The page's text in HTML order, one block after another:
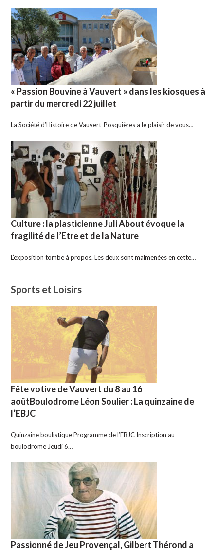
« Passion Bouvine à Vauvert » dans les kiosques à
partir du mercredi 22 juillet
La Société d’Histoire de Vauvert-Posquières a le plaisir de vous…
Culture : la plasticienne Juli About évoque la
fragilité de l’Etre et de la Nature
L’exposition tombe à propos. Les deux sont malmenées en cette…
Sports et Loisirs
Fête votive de Vauvert du 8 au 16
aoûtBoulodrome Léon Soulier : La quinzaine de
l’EBJC
Quinzaine boulistique Programme de l’EBJC Inscription au
boulodrome Jeudi 6…
Passionné de Jeu Provençal, Gilbert Thérond a